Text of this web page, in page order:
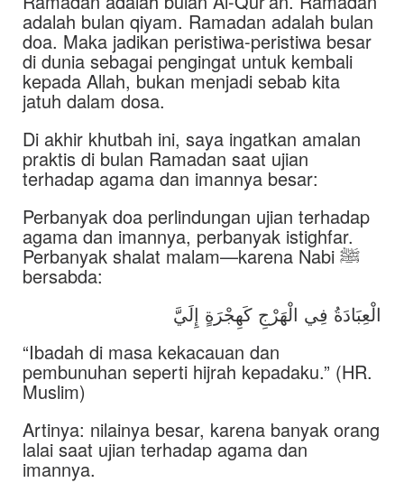
adalah bulan qiyam. Ramadan adalah bulan
doa. Maka jadikan peristiwa-peristiwa besar
di dunia sebagai pengingat untuk kembali
kepada Allah, bukan menjadi sebab kita
jatuh dalam dosa.
Di akhir khutbah ini, saya ingatkan amalan
praktis di bulan Ramadan saat ujian
terhadap agama dan imannya besar:
Perbanyak doa perlindungan ujian terhadap
agama dan imannya, perbanyak istighfar.
Perbanyak shalat malam—karena Nabi ﷺ
bersabda:
الْعِبَادَةُ فِي الْهَرْجِ كَهِجْرَةٍ إِلَيَّ
“Ibadah di masa kekacauan dan
pembunuhan seperti hijrah kepadaku.” (HR.
Muslim)
Artinya: nilainya besar, karena banyak orang
lalai saat ujian terhadap agama dan
imannya.